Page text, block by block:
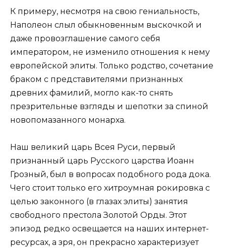
К примеру, несмотря на свою гениальность,
Наполеон слыл обыкновенным выскочкой и
даже провозглашение самого себя
императором, не изменило отношения к нему
европейской элиты. Только родство, сочетание
браком с представителями признанных
древних фамилий, могло как-то снять
презрительные взгляды и шепотки за спиной
новопомазанного монарха.
Наш великий царь Всея Руси, первый
признанный царь Русского царства Иоанн
Грозный, был в вопросах подобного рода дока.
Чего стоит только его хитроумная рокировка с
целью законного (в глазах элиты) занятия
свободного престола Золотой Орды. Этот
эпизод редко освещается на наших интернет-
ресурсах, а зря, он прекрасно характеризует